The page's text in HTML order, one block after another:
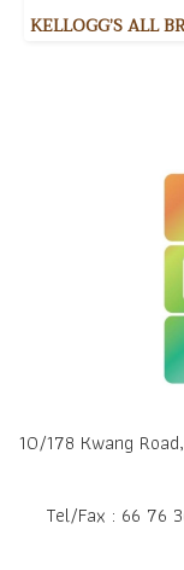
10/178 Kwang
Tel/Fax : 66 76